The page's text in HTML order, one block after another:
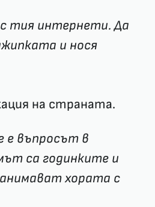
тия интернети. Да
и нося
на страната.
е въпросът в
са годинките и
хората с